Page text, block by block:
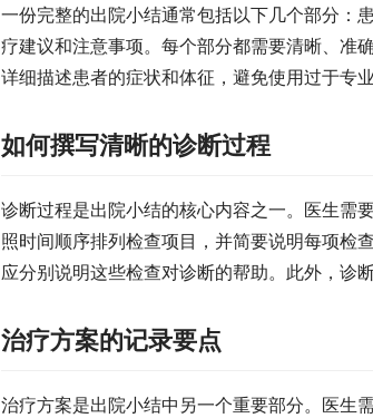
一份完整的出院小结通常包括以下几个部分：
疗建议和注意事项。每个部分都需要清晰、准
详细描述患者的症状和体征，避免使用过于专
如何撰写清晰的诊断过程
诊断过程是出院小结的核心内容之一。医生需
照时间顺序排列检查项目，并简要说明每项检
应分别说明这些检查对诊断的帮助。此外，诊
治疗方案的记录要点
治疗方案是出院小结中另一个重要部分。医生